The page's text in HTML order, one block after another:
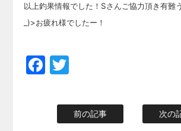
以上釣果情報でした！Sさんご協力頂き有難
_)>お疲れ様でしたー！
Facebook
前の記事 次の